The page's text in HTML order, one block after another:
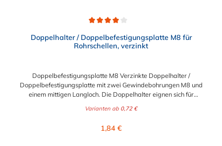
Doppelhalter / Doppelbefestigungsplatte M8 für
Rohrschellen, verzinkt
Doppelbefestigungsplatte M8 Verzinkte Doppelhalter /
Doppelbefestigungsplatte mit zwei Gewindebohrungen M8 und
einem mittigen Langloch. Die Doppelhalter eignen sich für
Der Gewindeabstand ist zwischen 55mm, 85mm und 160mm
Abstand 55 mm: 75 x 20 x 4 mm Abstand 85 mm: 105 x 20 x 4
Varianten ab 0,72 €
Regulärer Preis:
1,84 €